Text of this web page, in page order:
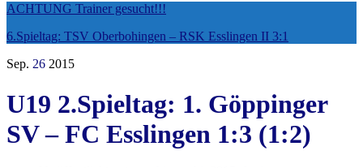
ACHTUNG Trainer gesucht!!!
6.Spieltag: TSV Oberbohingen – RSK Esslingen II 3:1
Sep. 26 2015
U19 2.Spieltag: 1. Göppinger
SV – FC Esslingen 1:3 (1:2)